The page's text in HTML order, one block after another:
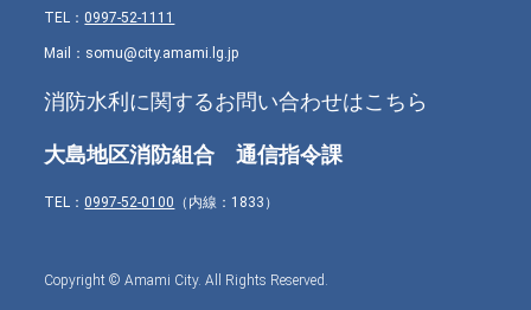
TEL：0997-52-1111
Mail：somu@city.amami.lg.jp
消防水利に関するお問い合わせはこちら
大島地区消防組合 通信指令課
TEL：0997-52-0100 （内線：1833）
Copyright © Amami City. All Rights Reserved.